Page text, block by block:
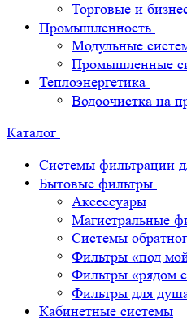
Торговые и
Промышленность
Модульные
Промышленные
Теплоэнергетика
Водоочистка на
Каталог
Системы фильтрации
Бытовые фильтры
Аксессуары
Магистральные
Системы
Фильтры «под
Фильтры «рядом
Фильтры для
Кабинетные системы